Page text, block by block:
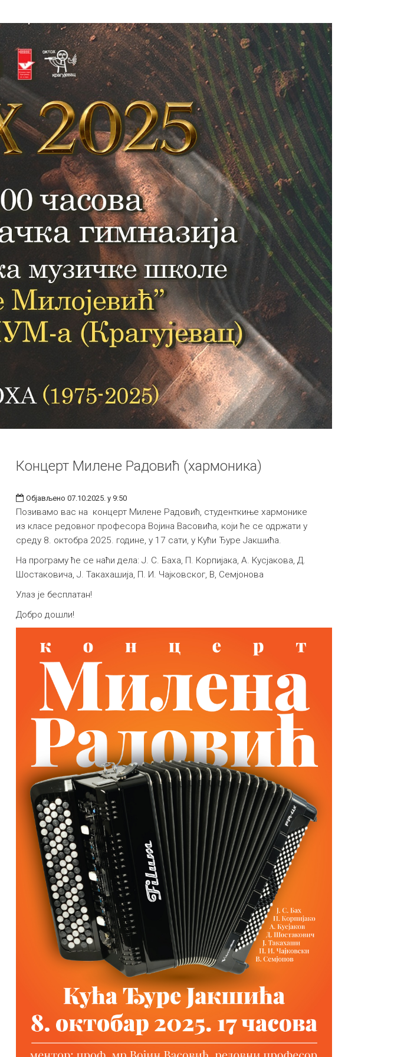
Концерт Милене Радовић (хармоника)
Објављено 07.10.2025. у 9:50
Позивамо вас на концерт Милене Радовић, студенткиње хармонике
из класе редовног професора Војина Васовића, који ће се одржати у
среду 8. октобра 2025. године, у 17 сати, у Кући Ђуре Јакшића.
На програму ће се наћи дела: Ј. С. Баха, П. Корпијака, А. Кусјакова, Д.
Шостаковича, Ј. Такахашија, П. И. Чајковског, В, Семјонова
Улаз је бесплатан!
Добро дошли!